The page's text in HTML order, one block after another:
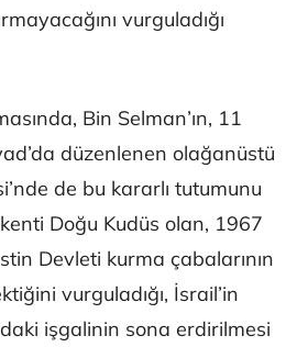
vurguladığı
Bin Selman’ın, 11
düzenlenen olağanüstü
de bu kararlı tutumunu
Doğu Kudüs olan, 1967
Devleti kurma çabalarının
vurguladığı, İsrail’in
işgalinin sona erdirilmesi